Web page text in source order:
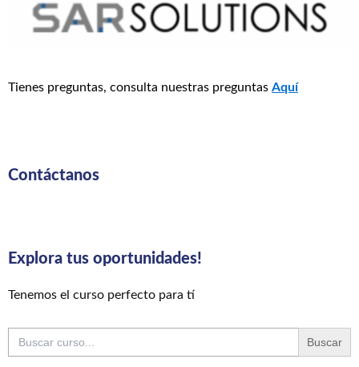
Tienes preguntas, consulta nuestras preguntas Aquí
Contáctanos
Explora tus oportunidades!
Tenemos el curso perfecto para tí
Buscar: